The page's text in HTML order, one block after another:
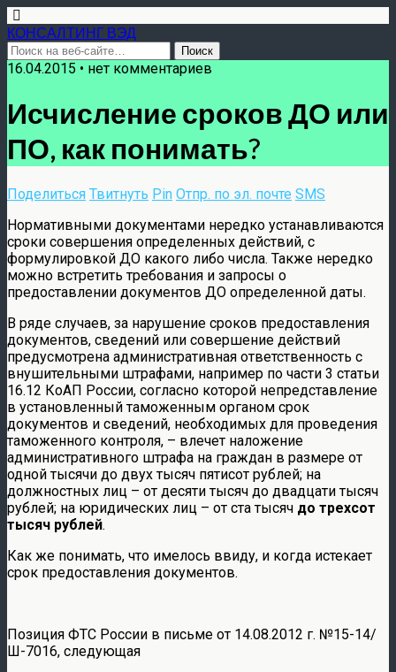
КОНСАЛТИНГ ВЭД
16.04.2015 • нет комментариев
Исчисление сроков ДО или
ПО, как понимать?
Поделиться Твитнуть Pin Отпр. по эл. почте SMS
Нормативными документами нередко устанавливаются
сроки совершения определенных действий, с
формулировкой ДО какого либо числа. Также нередко
можно встретить требования и запросы о
предоставлении документов ДО определенной даты.
В ряде случаев, за нарушение сроков предоставления
документов, сведений или совершение действий
предусмотрена административная ответственность с
внушительными штрафами, например по части 3 статьи
16.12 КоАП России, согласно которой непредставление
в установленный таможенным органом срок
документов и сведений, необходимых для проведения
таможенного контроля, – влечет наложение
административного штрафа на граждан в размере от
одной тысячи до двух тысяч пятисот рублей; на
должностных лиц – от десяти тысяч до двадцати тысяч
рублей; на юридических лиц – от ста тысяч до трехсот
тысяч рублей.
Как же понимать, что имелось ввиду, и когда истекает
срок предоставления документов.
Позиция ФТС России в письме от 14.08.2012 г. №15-14/
Ш-7016, следующая